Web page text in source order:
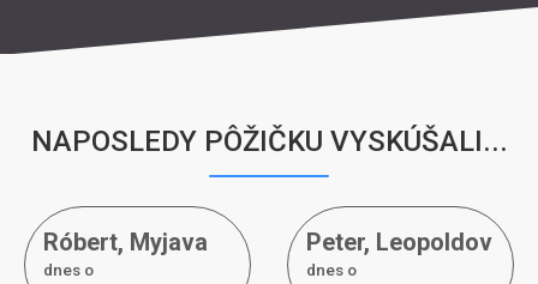
NAPOSLEDY PÔŽIČKU VYSKÚŠALI...
Róbert, Myjava
dnes o
Peter, Leopoldov
dnes o